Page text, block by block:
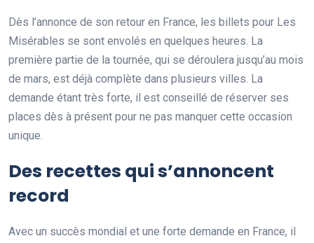
Dès l’annonce de son retour en France, les billets pour Les
Misérables se sont envolés en quelques heures. La
première partie de la tournée, qui se déroulera jusqu’au mois
de mars, est déjà complète dans plusieurs villes. La
demande étant très forte, il est conseillé de réserver ses
places dès à présent pour ne pas manquer cette occasion
unique.
Des recettes qui s’annoncent
record
Avec un succès mondial et une forte demande en France, il